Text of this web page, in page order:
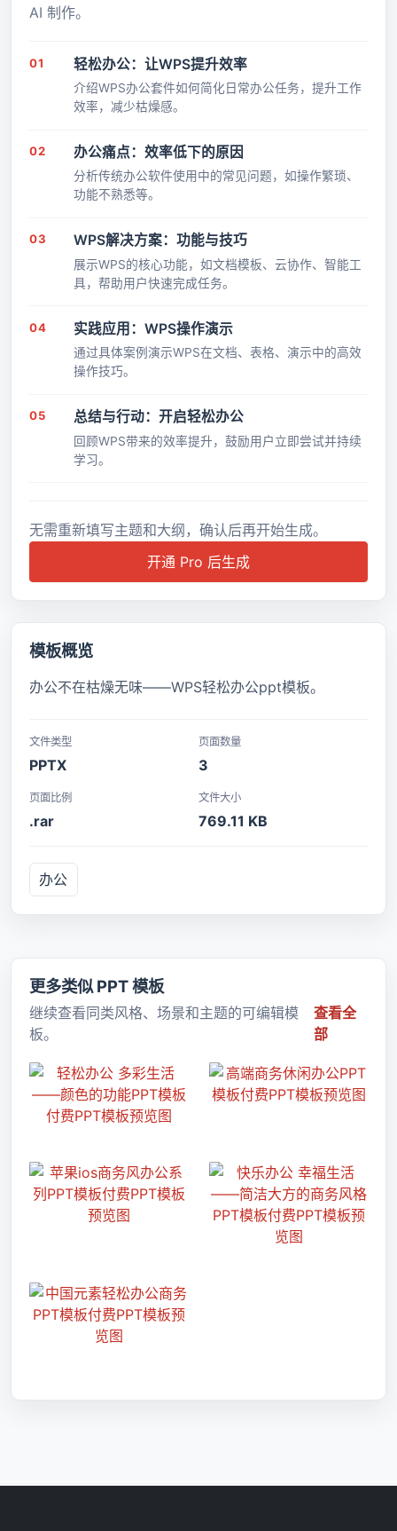
AI 制作。
01 轻松办公：让WPS提升效率
介绍WPS办公套件如何简化日常办公任务，提升工作
效率，减少枯燥感。
02 办公痛点：效率低下的原因
分析传统办公软件使用中的常见问题，如操作繁琐、
功能不熟悉等。
03 WPS解决方案：功能与技巧
展示WPS的核心功能，如文档模板、云协作、智能工
具，帮助用户快速完成任务。
04 实践应用：WPS操作演示
通过具体案例演示WPS在文档、表格、演示中的高效
操作技巧。
05 总结与行动：开启轻松办公
回顾WPS带来的效率提升，鼓励用户立即尝试并持续
学习。
无需重新填写主题和大纲，确认后再开始生成。
开通 Pro 后生成
模板概览
办公不在枯燥无味――WPS轻松办公ppt模板。
文件类型
PPTX
页面数量
3
页面比例
.rar
文件大小
769.11 KB
办公
更多类似 PPT 模板
继续查看同类风格、场景和主题的可编辑模
板。
查看全
部